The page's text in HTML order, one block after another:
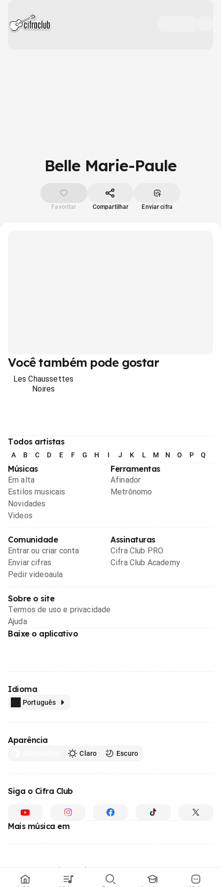
Belle Marie-Paule
Favoritar Compartilhar Enviar cifra
Você também pode gostar
Les Chaussettes
Noires
Todos artistas
A B C D E F G H I J K L M N O P Q
Músicas
Em alta
Estilos musicais
Novidades
Videos
Ferramentas
Afinador
Metrônomo
Comunidade
Entrar ou criar conta
Enviar cifras
Pedir videoaula
Assinaturas
Cifra Club PRO
Cifra Club Academy
Sobre o site
Termos de uso e privacidade
Ajuda
Baixe o aplicativo
Idioma
Português
Aparência
Claro Escuro
Siga o Cifra Club
Mais música em
© 1996 - 2026, o maior site de ensino de música do Brasil